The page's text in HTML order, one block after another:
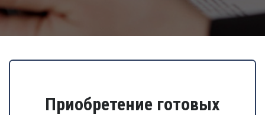
Приобретение готовых